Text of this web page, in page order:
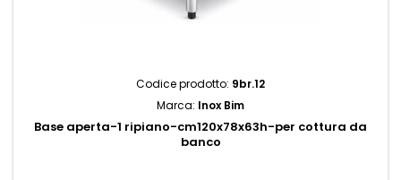
Codice prodotto: 9br.12
Marca: Inox Bim
Base aperta-1 ripiano-cm120x78x63h-per cottura da
banco